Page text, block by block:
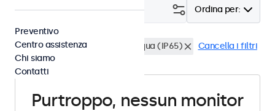
Ordina per:
Filtro (0)
BNC (CVBS) Resistente all'acqua (IP65) Cancella i filtri
Purtroppo, nessun monitor
Preventivo
Centro assistenza
Chi siamo
Contatti